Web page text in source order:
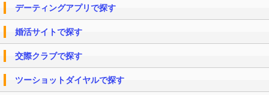
デーティングアプリで探す
婚活サイトで探す
交際クラブで探す
ツーショットダイヤルで探す